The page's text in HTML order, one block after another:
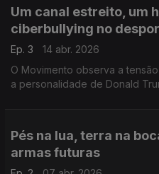
Um canal estreito, um
ciberbullying no
Ep. 3
14 abr. 2026
O Movimento observa a
a personalidade de Donald
Pés na lua, terra na
armas futuras